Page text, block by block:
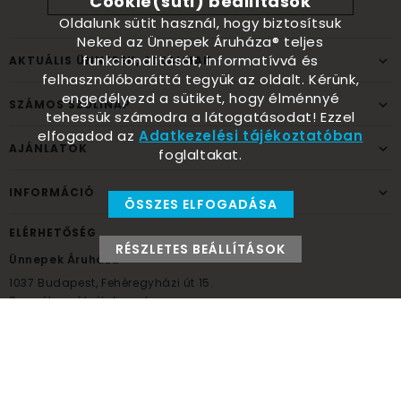
AKTUÁLIS ÜNNEPEK, ALKALMAK
SZÁMOS SZÜLINAP
AJÁNLATOK
INFORMÁCIÓ
ELÉRHETŐSÉG
Ünnepek Áruháza
1037 Budapest, Fehéregyházi út 15.
Személyes átvételi pont
Oldalunk sütit használ, hogy biztosítsuk
Neked az Ünnepek Áruháza® teljes
funkcionalitását, informatívvá és
felhasználóbaráttá tegyük az oldalt. Kérünk,
engedélyezd a sütiket, hogy élménnyé
tehessük számodra a látogatásodat! Ezzel
elfogadod azAdatkezelési tájékoztatóban
foglaltakat.
ÖSSZES ELFOGADÁSA
RÉSZLETES BEÁLLÍTÁSOK